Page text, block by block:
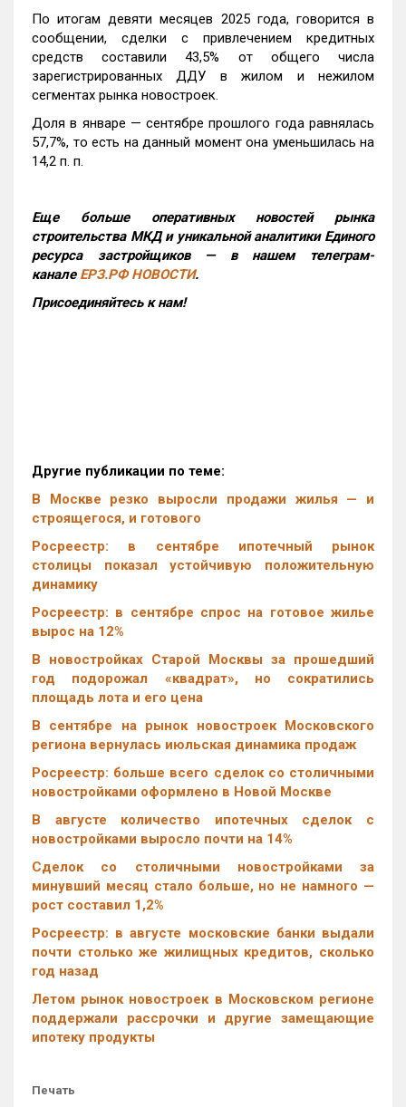
По итогам девяти месяцев 2025 года, говорится в
сообщении, сделки с привлечением кредитных
средств составили 43,5% от общего числа
зарегистрированных ДДУ в жилом и нежилом
сегментах рынка новостроек.
Доля в январе — сентябре прошлого года равнялась
57,7%, то есть на данный момент она уменьшилась на
14,2 п. п.
Еще больше оперативных новостей рынка
строительства МКД и уникальной аналитики Единого
ресурса застройщиков — в нашем телеграм-
канале ЕРЗ.РФ НОВОСТИ.
Присоединяйтесь к нам!
Другие публикации по теме:
В Москве резко выросли продажи жилья — и
строящегося, и готового
Росреестр: в сентябре ипотечный рынок
столицы показал устойчивую положительную
динамику
Росреестр: в сентябре спрос на готовое жилье
вырос на 12%
В новостройках Старой Москвы за прошедший
год подорожал «квадрат», но сократились
площадь лота и его цена
В сентябре на рынок новостроек Московского
региона вернулась июльская динамика продаж
Росреестр: больше всего сделок со столичными
новостройками оформлено в Новой Москве
В августе количество ипотечных сделок с
новостройками выросло почти на 14%
Cделок со столичными новостройками за
минувший месяц стало больше, но не намного —
рост составил 1,2%
Росреестр: в августе московские банки выдали
почти столько же жилищных кредитов, сколько
год назад
Летом рынок новостроек в Московском регионе
поддержали рассрочки и другие замещающие
ипотеку продукты
Печать